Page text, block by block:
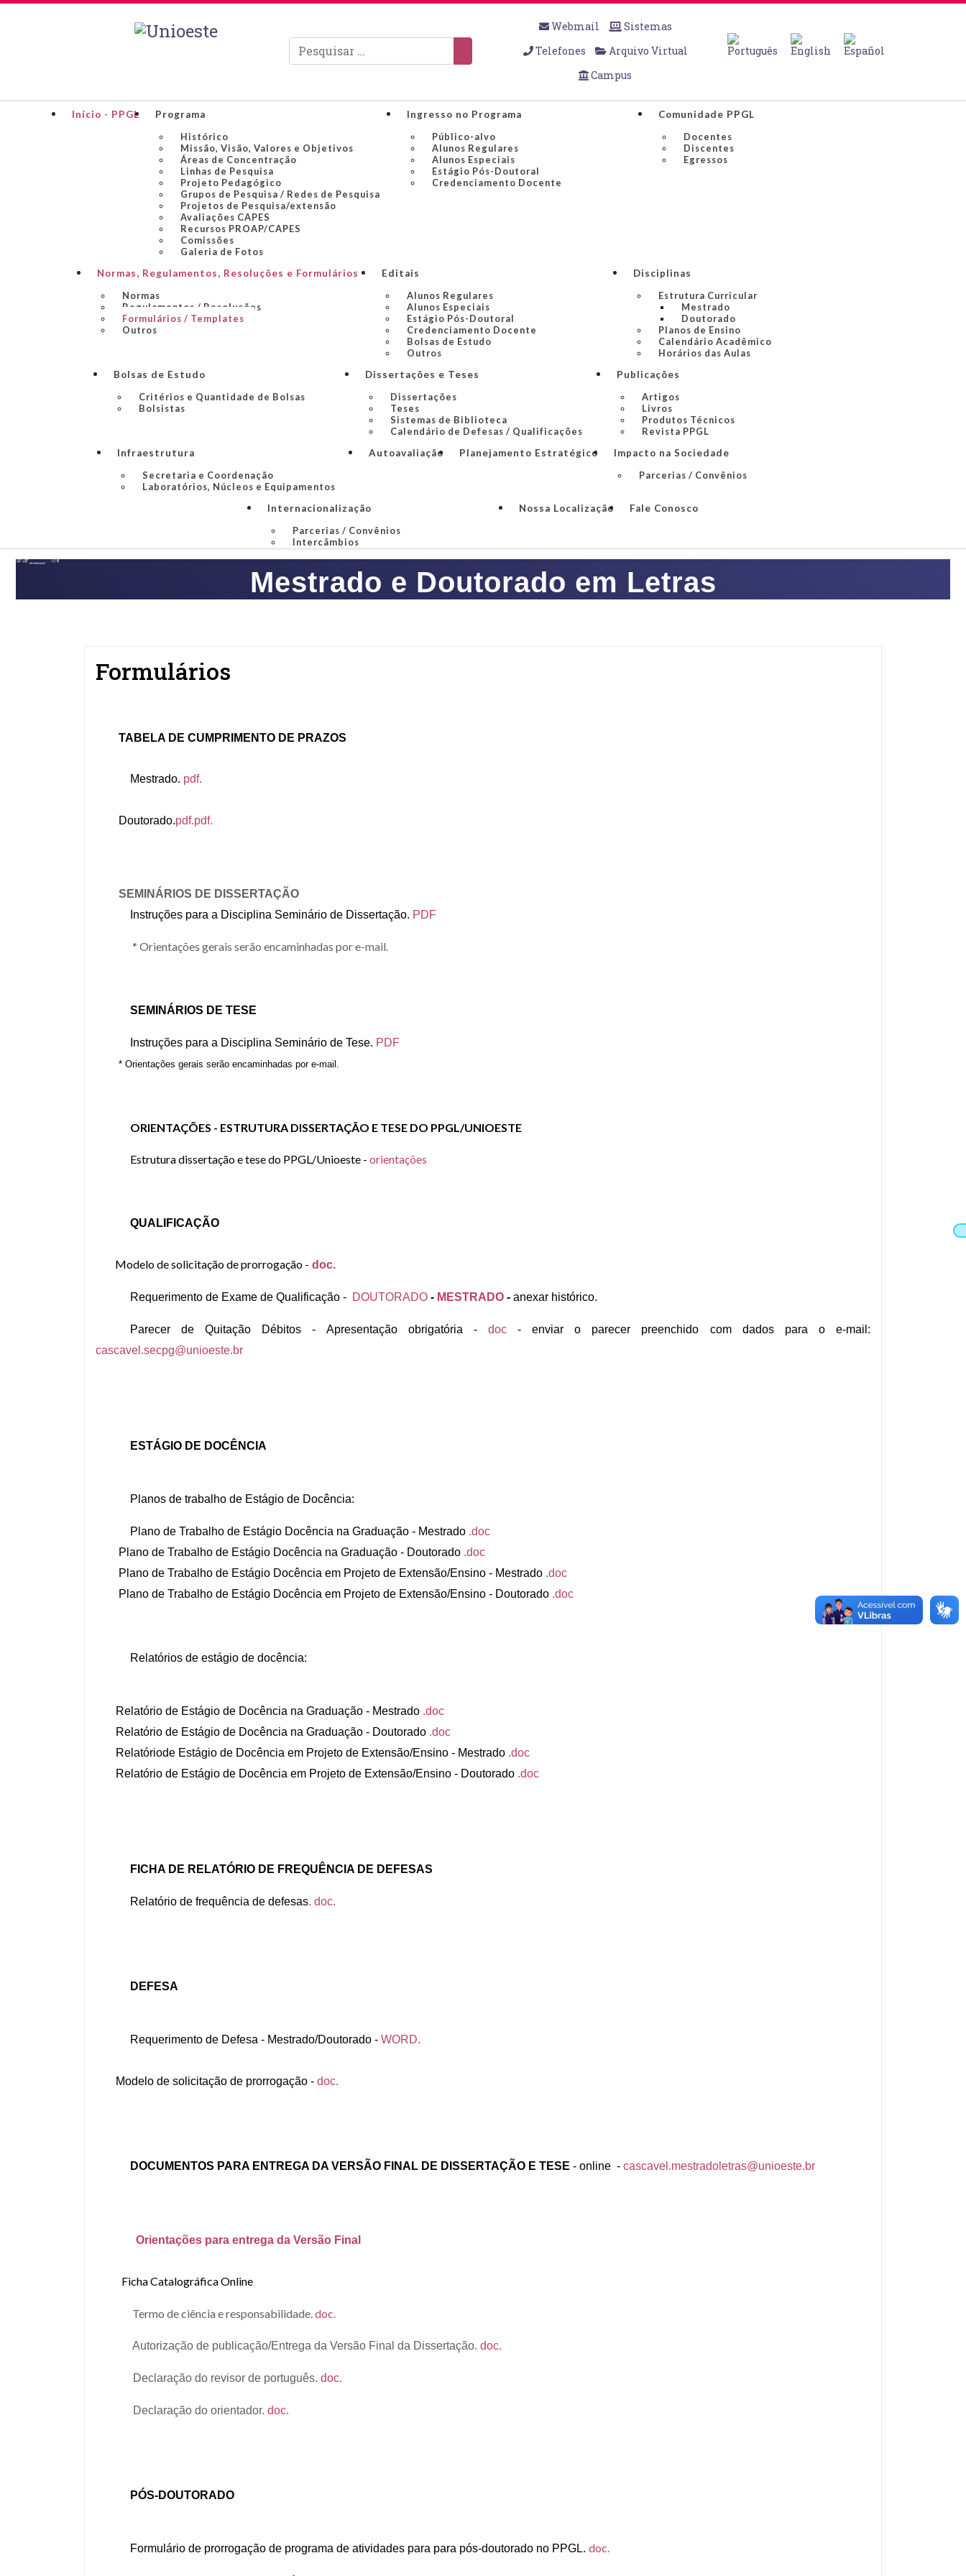
Pesquisar
Webmail
Sistemas
Telefones
Arquivo Virtual
Campus
Início - PPGL
Programa
Histórico
Missão, Visão, Valores e Objetivos
Áreas de Concentração
Linhas de Pesquisa
Projeto Pedagógico
Grupos de Pesquisa / Redes de Pesquisa
Projetos de Pesquisa/extensão
Avaliações CAPES
Recursos PROAP/CAPES
Comissões
Galeria de Fotos
Ingresso no Programa
Público-alvo
Alunos Regulares
Alunos Especiais
Estágio Pós-Doutoral
Credenciamento Docente
Comunidade PPGL
Docentes
Discentes
Egressos
Normas, Regulamentos, Resoluções e Formulários
Normas
Regulamentos / Resoluções
Formulários / Templates
Outros
Editais
Alunos Regulares
Alunos Especiais
Estágio Pós-Doutoral
Credenciamento Docente
Bolsas de Estudo
Outros
Disciplinas
Estrutura Curricular
Mestrado
Doutorado
Planos de Ensino
Calendário Acadêmico
Horários das Aulas
Bolsas de Estudo
Critérios e Quantidade de Bolsas
Bolsistas
Dissertações e Teses
Dissertações
Teses
Sistemas de Biblioteca
Calendário de Defesas / Qualificações
Publicações
Artigos
Livros
Produtos Técnicos
Revista PPGL
Infraestrutura
Secretaria e Coordenação
Laboratórios, Núcleos e Equipamentos
Autoavaliação Planejamento Estratégico
Impacto na Sociedade
Parcerias / Convênios
Internacionalização
Parcerias / Convênios
Intercâmbios
Nossa Localização Fale Conosco
Mestrado e Doutorado em Letras
Formulários
TABELA DE CUMPRIMENTO DE PRAZOS
Mestrado. pdf.
Doutorado.pdf.pdf.
SEMINÁRIOS DE DISSERTAÇÃO
Instruções para a Disciplina Seminário de Dissertação. PDF
* Orientações gerais serão encaminhadas por e-mail.
SEMINÁRIOS DE TESE
Instruções para a Disciplina Seminário de Tese. PDF
* Orientações gerais serão encaminhadas por e-mail.
ORIENTAÇÕES - ESTRUTURA DISSERTAÇÃO E TESE DO PPGL/UNIOESTE
Estrutura dissertação e tese do PPGL/Unioeste - orientações
QUALIFICAÇÃO
Modelo de solicitação de prorrogação - doc.
Requerimento de Exame de Qualificação - DOUTORADO - MESTRADO - anexar histórico.
Parecer de Quitação Débitos - Apresentação obrigatória -doc- enviar o parecer preenchido com dados para o e-mail:
cascavel.secpg@unioeste.br
ESTÁGIO DE DOCÊNCIA
Planos de trabalho de Estágio de Docência:
Plano de Trabalho de Estágio Docência na Graduação - Mestrado .doc
Plano de Trabalho de Estágio Docência na Graduação - Doutorado .doc
Plano de Trabalho de Estágio Docência em Projeto de Extensão/Ensino - Mestrado .doc
Plano de Trabalho de Estágio Docência em Projeto de Extensão/Ensino - Doutorado .doc
Relatórios de estágio de docência:
Relatório de Estágio de Docência na Graduação - Mestrado .doc
Relatório de Estágio de Docência na Graduação - Doutorado .doc
Relatóriode Estágio de Docência em Projeto de Extensão/Ensino - Mestrado .doc
Relatório de Estágio de Docência em Projeto de Extensão/Ensino - Doutorado .doc
FICHA DE RELATÓRIO DE FREQUÊNCIA DE DEFESAS
Relatório de frequência de defesas. doc.
DEFESA
Requerimento de Defesa - Mestrado/Doutorado - WORD.
Modelo de solicitação de prorrogação - doc.
DOCUMENTOS PARA ENTREGA DA VERSÃO FINAL DE DISSERTAÇÃO E TESE - online - cascavel.mestradoletras@unioeste.br
Orientações para entrega da Versão Final
Ficha Catalográfica Online
Termo de ciência e responsabilidade.doc.
Autorização de publicação/Entrega da Versão Final da Dissertação. doc.
Declaração do revisor de português. doc.
Declaração do orientador. doc.
PÓS-DOUTORADO
Formulário de prorrogação de programa de atividades para para pós-doutorado no PPGL. doc.